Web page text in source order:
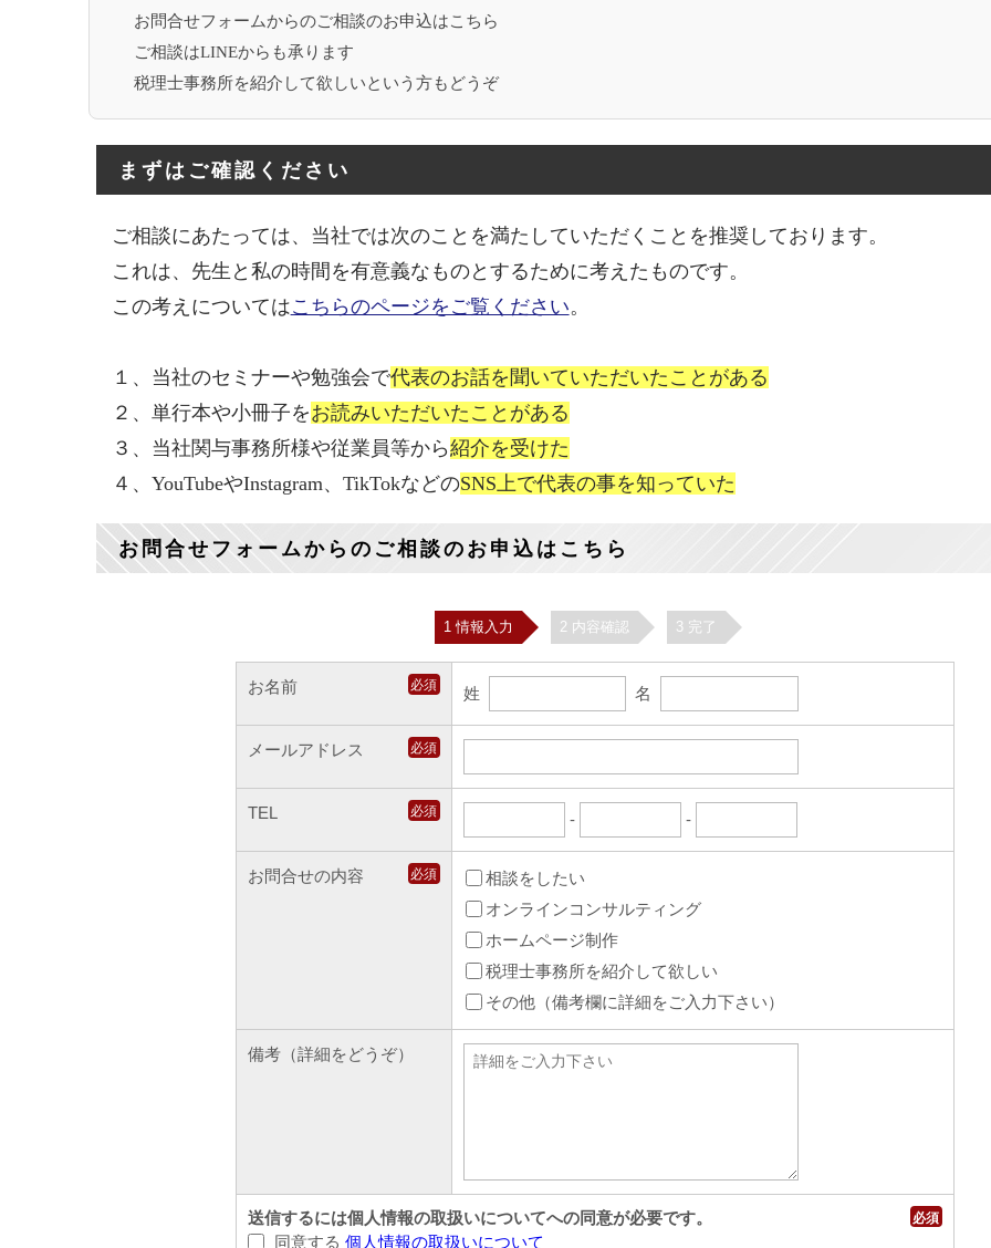
お問合せフォームからのご相談のお申込はこちら
ご相談はLINEからも承ります
税理士事務所を紹介して欲しいという方もどうぞ
まずはご確認ください
ご相談にあたっては、当社では次のことを満たしていただくことを推奨しております。
これは、先生と私の時間を有意義なものとするために考えたものです。
この考えについてはこちらのページをご覧ください。
１、当社のセミナーや勉強会で代表のお話を聞いていただいたことがある
２、単行本や小冊子をお読みいただいたことがある
３、当社関与事務所様や従業員等から紹介を受けた
４、YouTubeやInstagram、TikTokなどのSNS上で代表の事を知っていた
お問合せフォームからのご相談のお申込はこちら